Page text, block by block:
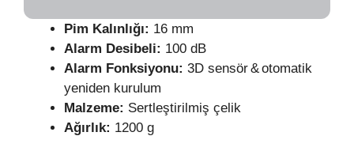
Pim Kalınlığı: 16 mm
Alarm Desibeli: 100 dB
Alarm Fonksiyonu: 3D sensör & otomatik
yeniden kurulum
Malzeme: Sertleştirilmiş çelik
Ağırlık: 1200 g